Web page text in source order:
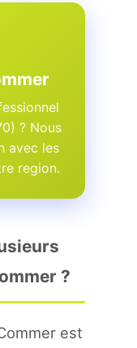
? Nous
avec les
region.
?
est